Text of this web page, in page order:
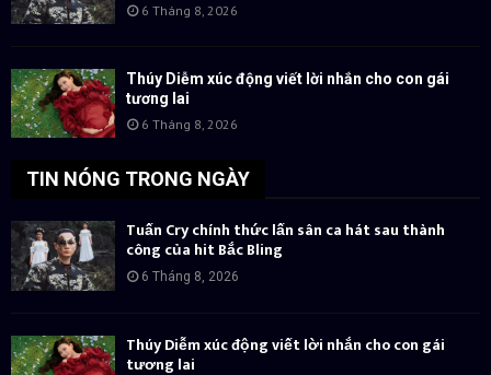
6 Tháng 8, 2026
Thúy Diễm xúc động viết lời nhắn cho con gái
tương lai
6 Tháng 8, 2026
TIN NÓNG TRONG NGÀY
Tuấn Cry chính thức lấn sân ca hát sau thành
công của hit Bắc Bling
6 Tháng 8, 2026
Thúy Diễm xúc động viết lời nhắn cho con gái
tương lai